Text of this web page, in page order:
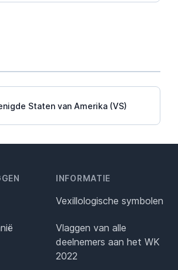
Staten van Amerika (VS)
INFORMATIE
Vexillologische symbolen
Vlaggen van alle
deelnemers aan het WK
2022